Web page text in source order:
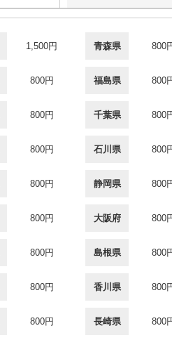
1,500円 青森県 800
800円 福島県 800
800円 千葉県 800
800円 石川県 800
800円 静岡県 800
800円 大阪府 800
800円 島根県 800
800円 香川県 800
800円 長崎県 800